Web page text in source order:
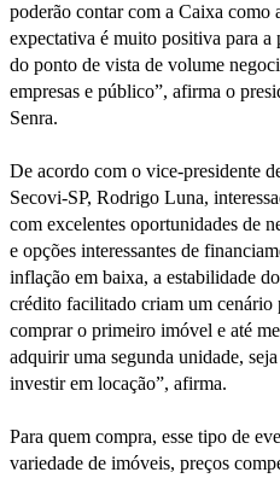
poderão contar com a Caixa como
expectativa é muito positiva para
do ponto de vista de volume
empresas e público”, afirma o
Senra.
De acordo com o vice-presidente
Secovi-SP, Rodrigo Luna,
com excelentes oportunidades de
e opções interessantes de
inflação em baixa, a estabilidade
crédito facilitado criam um cenário
comprar o primeiro imóvel e até
adquirir uma segunda unidade,
investir em locação”, afirma.
Para quem compra, esse tipo de
variedade de imóveis, preços